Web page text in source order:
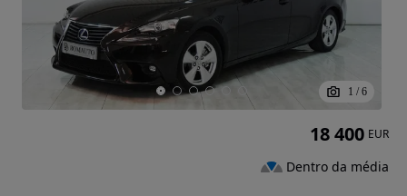
1 / 6
18 400 EUR
Dentro da média